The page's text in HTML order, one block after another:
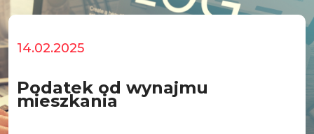
14.02.2025
Podatek od wynajmu
mieszkania